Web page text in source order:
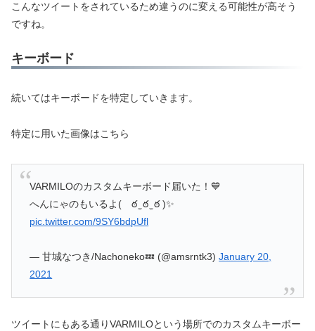
こんなツイートをされているため違うのに変える可能性が高そう
ですね。
キーボード
続いてはキーボードを特定していきます。
特定に用いた画像はこちら
VARMILOのカスタムキーボード届いた！💙
へんにゃのもいるよ( ఠ ̫ ఠ ̫ ఠ )✨
pic.twitter.com/9SY6bdpUfl
— 甘城なつき/Nachoneko💤 (@amsrntk3)January 20,
2021
ツイートにもある通りVARMILOという場所でのカスタムキーボー